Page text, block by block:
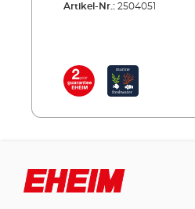
durchläuft, bewähren sich
FIX. Und zur Feinfilterung
das Wasser wieder ins
an.EHEIM
dem Eintritt in das
mechanisch. EHEIM
Artikel-Nr.: 2504051